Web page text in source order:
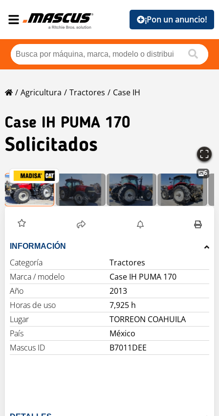
¡Pon un anuncio!
Agricultura Tractores Case IH
Case IH PUMA 170
Solicitados
6
INFORMACIÓN
Categoría
Tractores
Marca / modelo
Case IH PUMA 170
Año
2013
Horas de uso
7,925 h
Lugar
TORREON COAHUILA
País
México
Mascus ID
B7011DEE